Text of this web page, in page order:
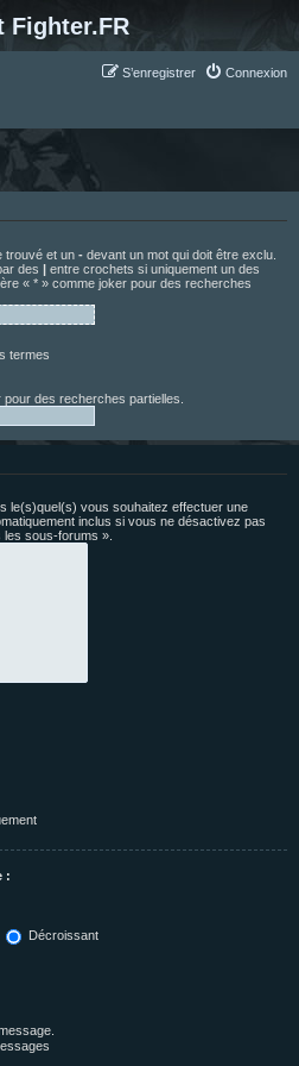
Fighter.FR
Connexion
S’enregistrer
trouvé et un - devant un mot qui doit être exclu.
des | entre crochets si uniquement un des
« * » comme joker pour des recherches
termes
des recherches partielles.
le(s)quel(s) vous souhaitez effectuer une
inclus si vous ne désactivez pas
les sous-forums ».
:
Décroissant